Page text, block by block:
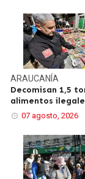
ARAUCANÍA
Decomisan 1,5
alimentos
07 agosto, 2026